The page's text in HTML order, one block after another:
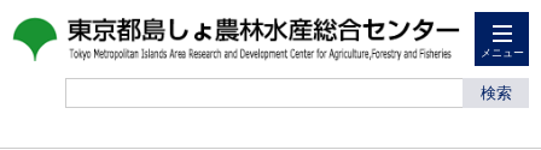
メニュー
検索